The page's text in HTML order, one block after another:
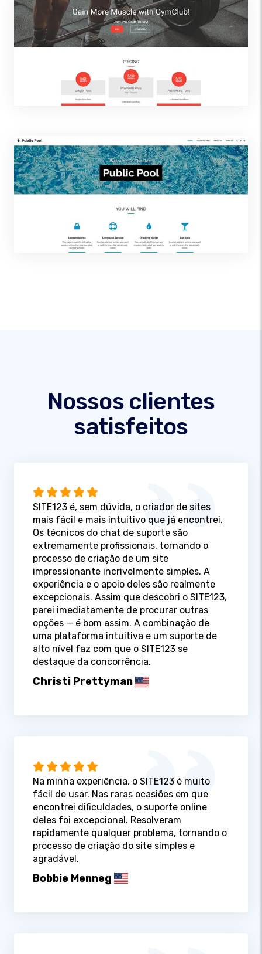
Nossos clientes
satisfeitos
SITE123 é, sem dúvida, o criador de sites
mais fácil e mais intuitivo que já encontrei.
Os técnicos do chat de suporte são
extremamente profissionais, tornando o
processo de criação de um site
impressionante incrivelmente simples. A
experiência e o apoio deles são realmente
excepcionais. Assim que descobri o SITE123,
parei imediatamente de procurar outras
opções — é bom assim. A combinação de
uma plataforma intuitiva e um suporte de
alto nível faz com que o SITE123 se
destaque da concorrência.
Christi Prettyman
Na minha experiência, o SITE123 é muito
fácil de usar. Nas raras ocasiões em que
encontrei dificuldades, o suporte online
deles foi excepcional. Resolveram
rapidamente qualquer problema, tornando o
processo de criação do site simples e
agradável.
Bobbie Menneg